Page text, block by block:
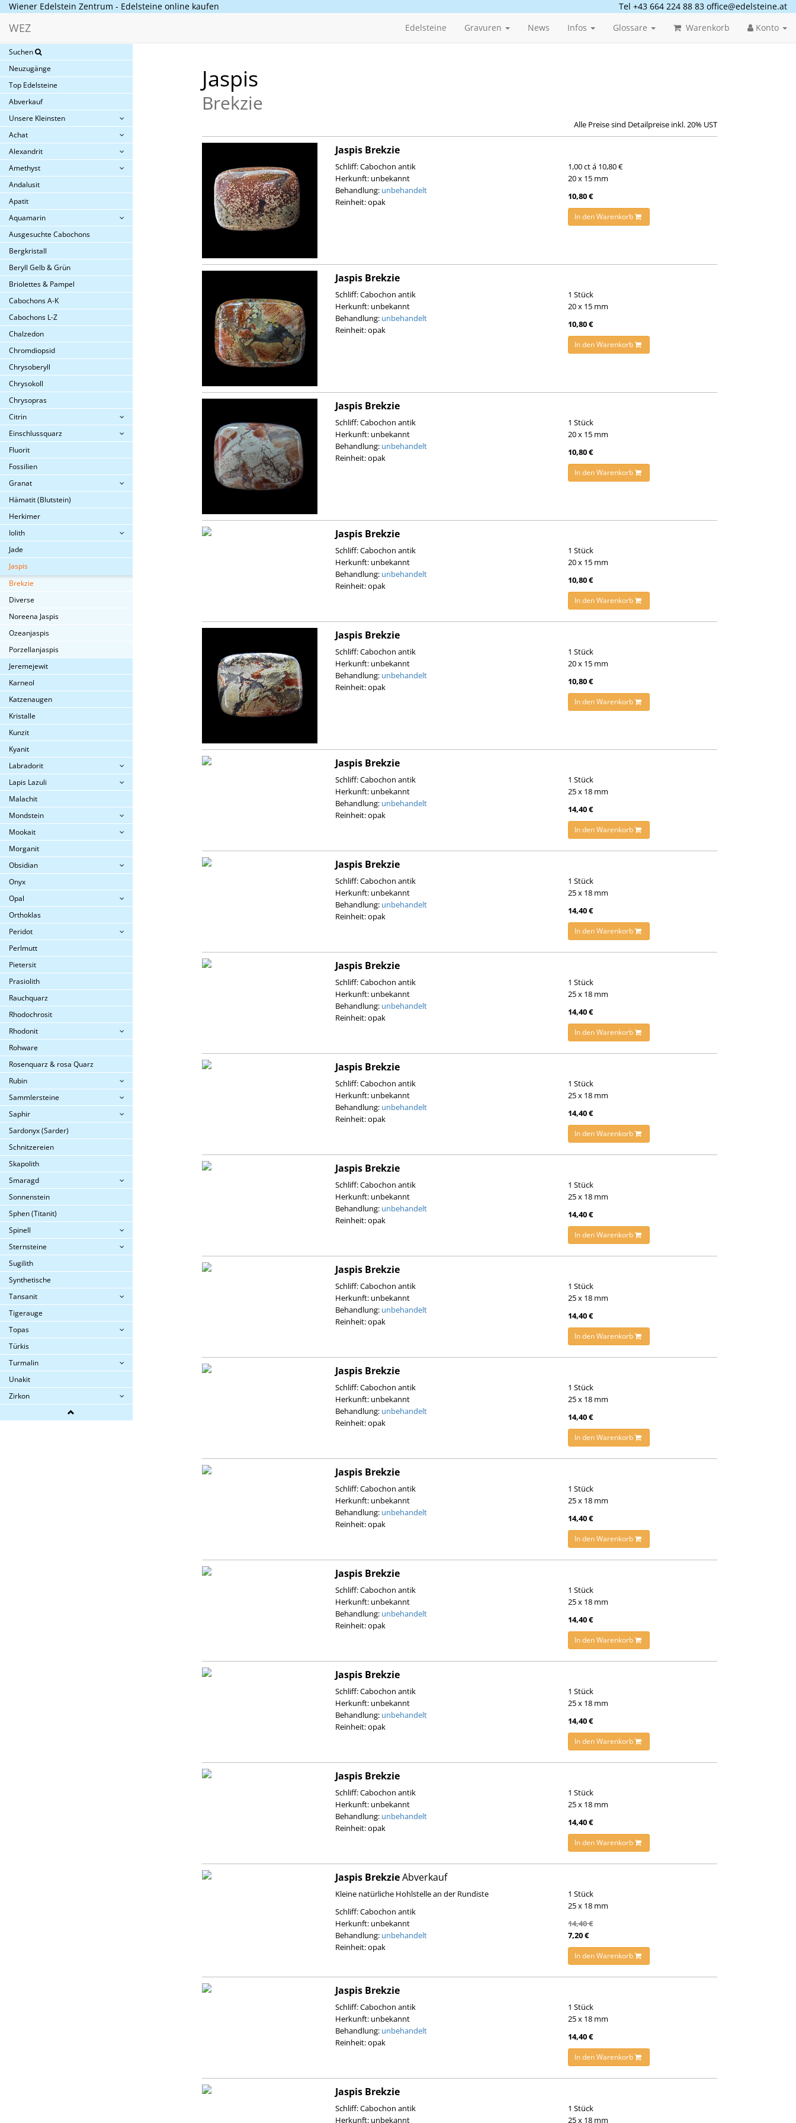
Wiener Edelstein Zentrum - Edelsteine online kaufen Tel +43 664 224 88 83 office@edelsteine.at
WEZ Edelsteine Gravuren News Infos Glossare Warenkorb Konto
Suchen
Neuzugänge
Top Edelsteine
Abverkauf
Unsere Kleinsten
Achat
Alexandrit
Amethyst
Andalusit
Apatit
Aquamarin
Ausgesuchte Cabochons
Bergkristall
Beryll Gelb & Grün
Briolettes & Pampel
Cabochons A-K
Cabochons L-Z
Chalzedon
Chromdiopsid
Chrysoberyll
Chrysokoll
Chrysopras
Citrin
Einschlussquarz
Fluorit
Fossilien
Granat
Hämatit (Blutstein)
Herkimer
Iolith
Jade
Jaspis
Brekzie
Diverse
Noreena Jaspis
Ozeanjaspis
Porzellanjaspis
Jeremejewit
Karneol
Katzenaugen
Kristalle
Kunzit
Kyanit
Labradorit
Lapis Lazuli
Malachit
Mondstein
Mookait
Morganit
Obsidian
Onyx
Opal
Orthoklas
Peridot
Perlmutt
Pietersit
Prasiolith
Rauchquarz
Rhodochrosit
Rhodonit
Rohware
Rosenquarz & rosa Quarz
Rubin
Sammlersteine
Saphir
Sardonyx (Sarder)
Schnitzereien
Skapolith
Smaragd
Sonnenstein
Sphen (Titanit)
Spinell
Sternsteine
Sugilith
Synthetische
Tansanit
Tigerauge
Topas
Türkis
Turmalin
Unakit
Zirkon
Jaspis
Brekzie
Alle Preise sind Detailpreise inkl. 20% UST
Jaspis Brekzie
Schliff: Cabochon antik
Herkunft: unbekannt
Behandlung: unbehandelt
Reinheit: opak
1,00 ct á 10,80 €
20 x 15 mm
10,80 €
In den Warenkorb
Jaspis Brekzie
Schliff: Cabochon antik
Herkunft: unbekannt
Behandlung: unbehandelt
Reinheit: opak
1 Stück
20 x 15 mm
10,80 €
In den Warenkorb
Jaspis Brekzie
Schliff: Cabochon antik
Herkunft: unbekannt
Behandlung: unbehandelt
Reinheit: opak
1 Stück
20 x 15 mm
10,80 €
In den Warenkorb
Jaspis Brekzie
Schliff: Cabochon antik
Herkunft: unbekannt
Behandlung: unbehandelt
Reinheit: opak
1 Stück
20 x 15 mm
10,80 €
In den Warenkorb
Jaspis Brekzie
Schliff: Cabochon antik
Herkunft: unbekannt
Behandlung: unbehandelt
Reinheit: opak
1 Stück
20 x 15 mm
10,80 €
In den Warenkorb
Jaspis Brekzie
Schliff: Cabochon antik
Herkunft: unbekannt
Behandlung: unbehandelt
Reinheit: opak
1 Stück
25 x 18 mm
14,40 €
In den Warenkorb
Jaspis Brekzie
Schliff: Cabochon antik
Herkunft: unbekannt
Behandlung: unbehandelt
Reinheit: opak
1 Stück
25 x 18 mm
14,40 €
In den Warenkorb
Jaspis Brekzie
Schliff: Cabochon antik
Herkunft: unbekannt
Behandlung: unbehandelt
Reinheit: opak
1 Stück
25 x 18 mm
14,40 €
In den Warenkorb
Jaspis Brekzie
Schliff: Cabochon antik
Herkunft: unbekannt
Behandlung: unbehandelt
Reinheit: opak
1 Stück
25 x 18 mm
14,40 €
In den Warenkorb
Jaspis Brekzie
Schliff: Cabochon antik
Herkunft: unbekannt
Behandlung: unbehandelt
Reinheit: opak
1 Stück
25 x 18 mm
14,40 €
In den Warenkorb
Jaspis Brekzie
Schliff: Cabochon antik
Herkunft: unbekannt
Behandlung: unbehandelt
Reinheit: opak
1 Stück
25 x 18 mm
14,40 €
In den Warenkorb
Jaspis Brekzie
Schliff: Cabochon antik
Herkunft: unbekannt
Behandlung: unbehandelt
Reinheit: opak
1 Stück
25 x 18 mm
14,40 €
In den Warenkorb
Jaspis Brekzie
Schliff: Cabochon antik
Herkunft: unbekannt
Behandlung: unbehandelt
Reinheit: opak
1 Stück
25 x 18 mm
14,40 €
In den Warenkorb
Jaspis Brekzie
Schliff: Cabochon antik
Herkunft: unbekannt
Behandlung: unbehandelt
Reinheit: opak
1 Stück
25 x 18 mm
14,40 €
In den Warenkorb
Jaspis Brekzie
Schliff: Cabochon antik
Herkunft: unbekannt
Behandlung: unbehandelt
Reinheit: opak
1 Stück
25 x 18 mm
14,40 €
In den Warenkorb
Jaspis Brekzie
Schliff: Cabochon antik
Herkunft: unbekannt
Behandlung: unbehandelt
Reinheit: opak
1 Stück
25 x 18 mm
14,40 €
In den Warenkorb
Jaspis BrekzieAbverkauf
Kleine natürliche Hohlstelle an der Rundiste
Schliff: Cabochon antik
Herkunft: unbekannt
Behandlung: unbehandelt
Reinheit: opak
1 Stück
25 x 18 mm
14,40 €
7,20 €
In den Warenkorb
Jaspis Brekzie
Schliff: Cabochon antik
Herkunft: unbekannt
Behandlung: unbehandelt
Reinheit: opak
1 Stück
25 x 18 mm
14,40 €
In den Warenkorb
Jaspis Brekzie
Schliff: Cabochon antik
Herkunft: unbekannt
1 Stück
25 x 18 mm